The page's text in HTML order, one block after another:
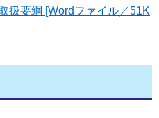
扱要綱 [Wordファイル／51K